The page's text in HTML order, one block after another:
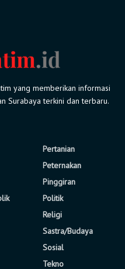
yang memberikan informasi
Surabaya terkini dan terbaru.
Pertanian
Peternakan
Pinggiran
Politik
Religi
Sastra/Budaya
Sosial
Tekno